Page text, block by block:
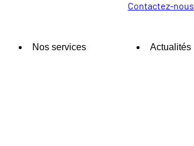
Contactez-nous
Nos services Actualités